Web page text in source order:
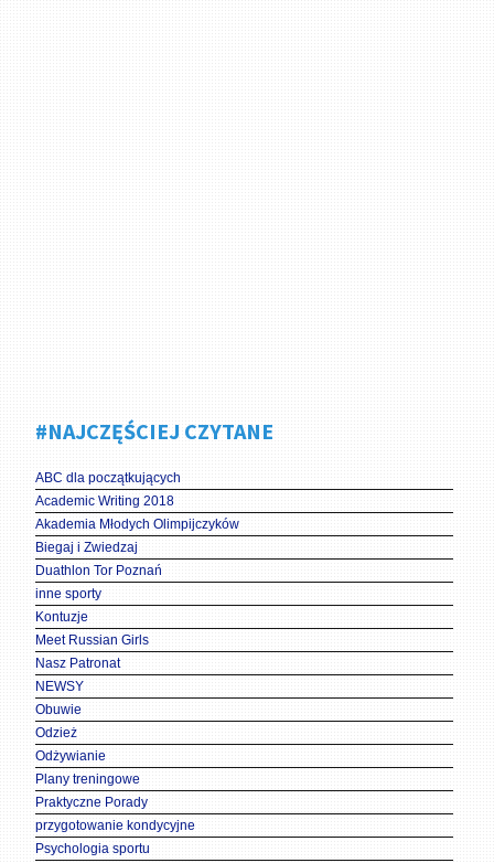
#NAJCZĘŚCIEJ CZYTANE
ABC dla początkujących
Academic Writing 2018
Akademia Młodych Olimpijczyków
Biegaj i Zwiedzaj
Duathlon Tor Poznań
inne sporty
Kontuzje
Meet Russian Girls
Nasz Patronat
NEWSY
Obuwie
Odzież
Odżywianie
Plany treningowe
Praktyczne Porady
przygotowanie kondycyjne
Psychologia sportu